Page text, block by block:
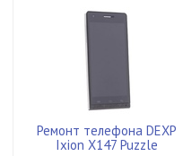
Ремонт телефона DEXP
Ixion X147 Puzzle